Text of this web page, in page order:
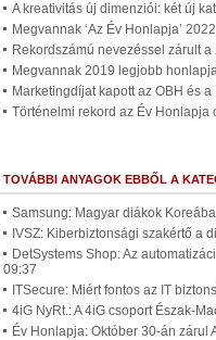
A kreativitás új dimenziói: két új
Megvannak ‘Az Év Honlapja’
Rekordszámú nevezéssel zárult
Megvannak 2019 legjobb
Marketingdíjat kapott az OBH és
Történelmi rekord az Év Honlapja
TOVÁBBI ANYAGOK EBBŐL A
Samsung: Magyar diákok
IVSZ: Kiberbiztonsági szakértő a
DetSystems Shop: Az
09:37
ITSecure: Miért fontos az IT
4iG NyRt.: A 4iG csoport Észak-
Év Honlapja: Október 30-án zárul